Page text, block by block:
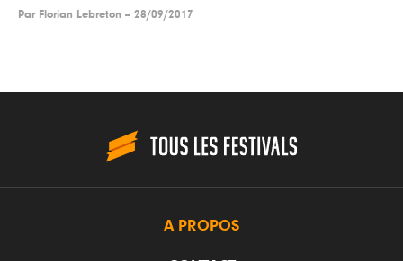
Par Florian Lebreton -- 28/09/2017
A PROPOS